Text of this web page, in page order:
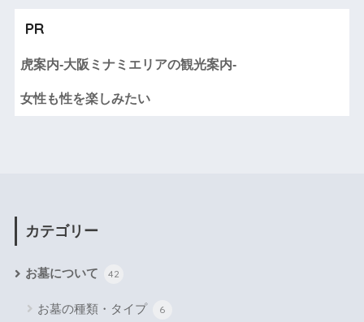
PR
虎案内-大阪ミナミエリアの観光案内-
女性も性を楽しみたい
カテゴリー
お墓について 42
お墓の種類・タイプ 6